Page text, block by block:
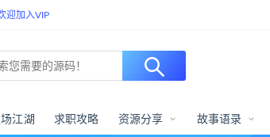
迎加入VIP
江湖 求职攻略 资源分享 故事语录